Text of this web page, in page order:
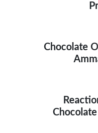
Chocolate